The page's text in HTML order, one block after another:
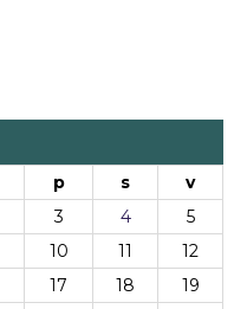
p s
v
3 4
5
10 11
12
17 18
19